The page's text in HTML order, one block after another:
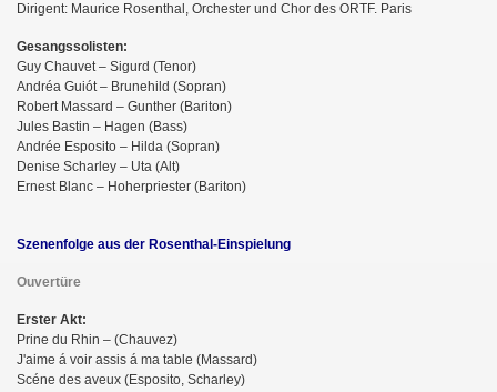
Dirigent: Maurice Rosenthal, Orchester und Chor des ORTF. Paris
Gesangssolisten:
Guy Chauvet – Sigurd (Tenor)
Andréa Guiót – Brunehild (Sopran)
Robert Massard – Gunther (Bariton)
Jules Bastin – Hagen (Bass)
Andrée Esposito – Hilda (Sopran)
Denise Scharley – Uta (Alt)
Ernest Blanc – Hoherpriester (Bariton)
Szenenfolge aus der Rosenthal-Einspielung
Ouvertüre
Erster Akt:
Prine du Rhin – (Chauvez)
J'aime á voir assis á ma table (Massard)
Scéne des aveux (Esposito, Scharley)